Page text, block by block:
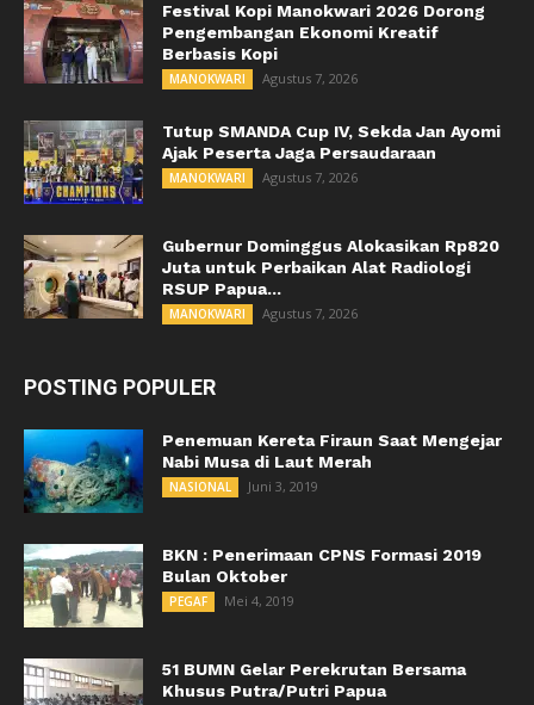
Festival Kopi Manokwari 2026 Dorong
Pengembangan Ekonomi Kreatif
Berbasis Kopi
MANOKWARI Agustus 7, 2026
Tutup SMANDA Cup IV, Sekda Jan Ayomi
Ajak Peserta Jaga Persaudaraan
MANOKWARI Agustus 7, 2026
Gubernur Dominggus Alokasikan Rp820
Juta untuk Perbaikan Alat Radiologi
RSUP Papua...
MANOKWARI Agustus 7, 2026
POSTING POPULER
Penemuan Kereta Firaun Saat Mengejar
Nabi Musa di Laut Merah
NASIONAL Juni 3, 2019
BKN : Penerimaan CPNS Formasi 2019
Bulan Oktober
PEGAF Mei 4, 2019
51 BUMN Gelar Perekrutan Bersama
Khusus Putra/Putri Papua